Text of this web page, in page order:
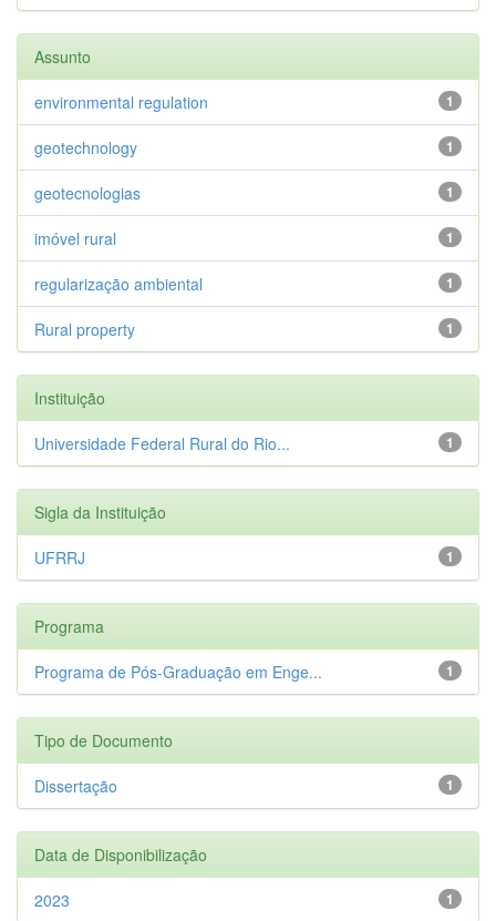
Assunto
1
environmental regulation
1
geotechnology
1
geotecnologias
1
imóvel rural
1
regularização ambiental
1
Rural property
Instituição
1
Universidade Federal Rural do Rio...
Sigla da Instituição
1
UFRRJ
Programa
1
Programa de Pós-Graduação em Enge...
Tipo de Documento
1
Dissertação
Data de Disponibilização
1
2023